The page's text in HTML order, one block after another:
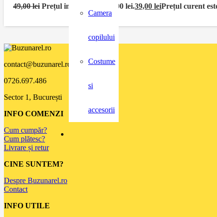
Camera
copilului
Costume
si
accesorii
49,00lei Prețul inițial a fost: 49,00 lei.39,00leiPrețul curent
contact@buzunarel.ro
0726.697.486
Sector 1, București
INFO COMENZI
Cum cumpăr?
Cum plătesc?
Livrare și retur
CINE SUNTEM?
Despre Buzunarel.ro
Contact
INFO UTILE